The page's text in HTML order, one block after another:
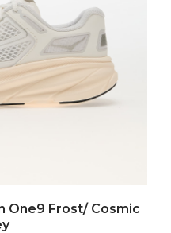
One9 Frost/ Cosmic